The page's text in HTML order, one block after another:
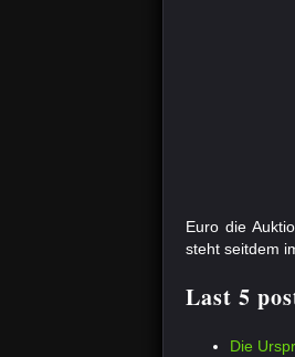
Euro die
steht seitdem
Last 5
Die